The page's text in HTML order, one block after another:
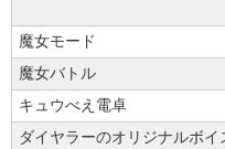
魔女モード
魔女バトル
キュウべえ電卓
ダイヤラーのオリジナルボイ